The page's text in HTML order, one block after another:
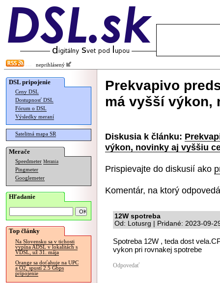
neprihlásený
DSL pripojenie
Ceny DSL
Dostupnosť DSL
Fórum o DSL
Výsledky meraní
Satelitná mapa SR
Merače
Speedmeter Merania
Pingmeter
Googlemeter
Hľadanie
Top články
Na Slovensku sa v tichosti
vypína ADSL v lokalitách s
VDSL, už 31. mája
Orange sa doťahuje na UPC
a O2, spustí 2.5 Gbps
pripojenie
Prekvapivo
má vyšší výkon,
Diskusia k článku:
výkon, novinky aj vyššiu
Prispievajte do diskusií ako
Komentár, na ktorý
12W spotreba
Od: Lotusrg | Pridané: 2023-09-
Spotreba 12W , teda dost
vykon pri rovnakej spotrebe
Odpovedať